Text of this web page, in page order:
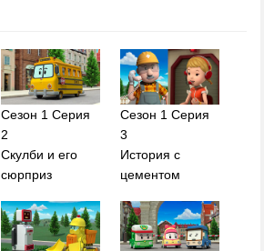
Сезон 1 Серия
2
Скулби и его
сюрприз
Сезон 1 Серия
3
История с
цементом